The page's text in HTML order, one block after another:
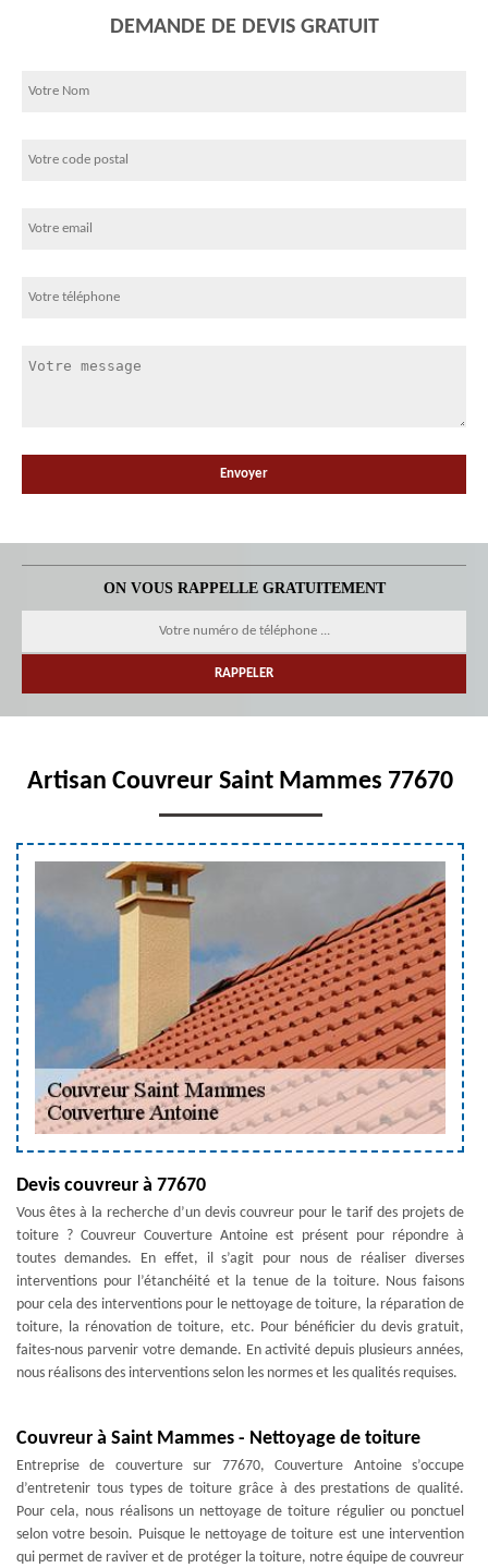
DEMANDE DE DEVIS GRATUIT
ON VOUS RAPPELLE GRATUITEMENT
Artisan Couvreur Saint Mammes 77670
Devis couvreur à 77670
Vous êtes à la recherche d’un devis couvreur pour le tarif des projets de
toiture ? Couvreur Couverture Antoine est présent pour répondre à
toutes demandes. En effet, il s’agit pour nous de réaliser diverses
interventions pour l’étanchéité et la tenue de la toiture. Nous faisons
pour cela des interventions pour le nettoyage de toiture, la réparation de
toiture, la rénovation de toiture, etc. Pour bénéficier du devis gratuit,
faites-nous parvenir votre demande. En activité depuis plusieurs années,
nous réalisons des interventions selon les normes et les qualités requises.
Couvreur à Saint Mammes - Nettoyage de toiture
Entreprise de couverture sur 77670, Couverture Antoine s’occupe
d’entretenir tous types de toiture grâce à des prestations de qualité.
Pour cela, nous réalisons un nettoyage de toiture régulier ou ponctuel
selon votre besoin. Puisque le nettoyage de toiture est une intervention
qui permet de raviver et de protéger la toiture, notre équipe de couvreur